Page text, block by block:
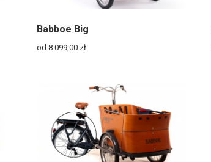
Babboe Big
od 8 099,00 zł